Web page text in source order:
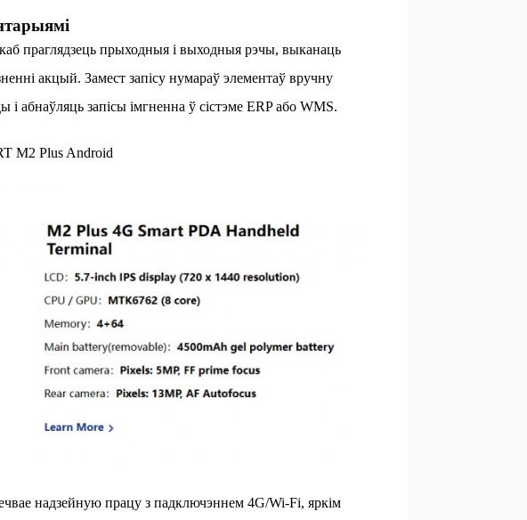
праглядзець прыходныя і выходныя рэчы, выканаць
акцый. Замест запісу нумараў элементаў вручну
і абнаўляць запісы імгненна ў сістэме ERP або WMS.
M2 Plus Android
надзейную працу з падключэннем 4G/Wi-Fi, яркім